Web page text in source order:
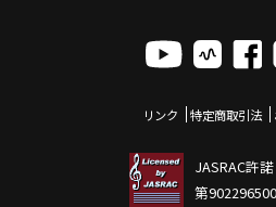
ガズレレオリジナルストラップ・水
https://gazzleleshop.thebase.in/
リンク 特定商取引法
JASRAC許諾
第